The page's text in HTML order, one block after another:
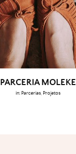
PARCERIA MOLEKE
in: Parcerias, Projetos